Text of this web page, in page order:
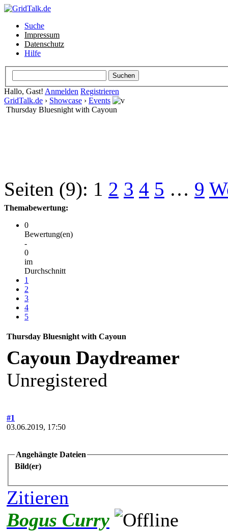
Suche
Impressum
Datenschutz
Hilfe
Hallo, Gast! Anmelden Registrieren
GridTalk.de › Showcase › Events
Thursday Bluesnight with Cayoun
Seiten (9): 1 2 3 4 5 … 9
Themabewertung:
0
Bewertung(en)
-
0
im
Durchschnitt
1
2
3
4
5
Thursday Bluesnight with Cayoun
Cayoun Daydreamer
Unregistered
#1
03.06.2019, 17:50
Angehängte Dateien
Bild(er)
Zitieren
Bogus Curry